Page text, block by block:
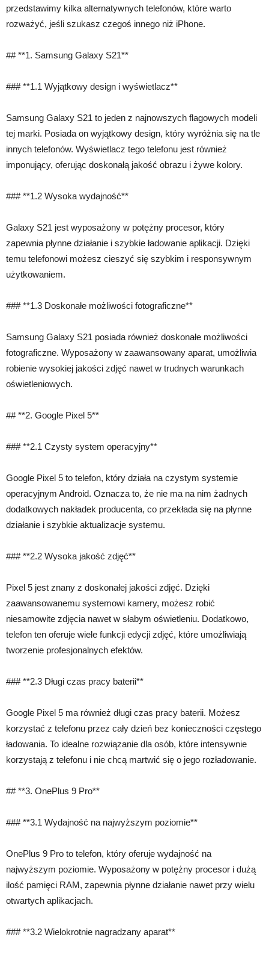
przedstawimy kilka alternatywnych telefonów, które warto
rozważyć, jeśli szukasz czegoś innego niż iPhone.
## **1. Samsung Galaxy S21**
### **1.1 Wyjątkowy design i wyświetlacz**
Samsung Galaxy S21 to jeden z najnowszych flagowych modeli
tej marki. Posiada on wyjątkowy design, który wyróżnia się na tle
innych telefonów. Wyświetlacz tego telefonu jest również
imponujący, oferując doskonałą jakość obrazu i żywe kolory.
### **1.2 Wysoka wydajność**
Galaxy S21 jest wyposażony w potężny procesor, który
zapewnia płynne działanie i szybkie ładowanie aplikacji. Dzięki
temu telefonowi możesz cieszyć się szybkim i responsywnym
użytkowaniem.
### **1.3 Doskonałe możliwości fotograficzne**
Samsung Galaxy S21 posiada również doskonałe możliwości
fotograficzne. Wyposażony w zaawansowany aparat, umożliwia
robienie wysokiej jakości zdjęć nawet w trudnych warunkach
oświetleniowych.
## **2. Google Pixel 5**
### **2.1 Czysty system operacyjny**
Google Pixel 5 to telefon, który działa na czystym systemie
operacyjnym Android. Oznacza to, że nie ma na nim żadnych
dodatkowych nakładek producenta, co przekłada się na płynne
działanie i szybkie aktualizacje systemu.
### **2.2 Wysoka jakość zdjęć**
Pixel 5 jest znany z doskonałej jakości zdjęć. Dzięki
zaawansowanemu systemowi kamery, możesz robić
niesamowite zdjęcia nawet w słabym oświetleniu. Dodatkowo,
telefon ten oferuje wiele funkcji edycji zdjęć, które umożliwiają
tworzenie profesjonalnych efektów.
### **2.3 Długi czas pracy baterii**
Google Pixel 5 ma również długi czas pracy baterii. Możesz
korzystać z telefonu przez cały dzień bez konieczności częstego
ładowania. To idealne rozwiązanie dla osób, które intensywnie
korzystają z telefonu i nie chcą martwić się o jego rozładowanie.
## **3. OnePlus 9 Pro**
### **3.1 Wydajność na najwyższym poziomie**
OnePlus 9 Pro to telefon, który oferuje wydajność na
najwyższym poziomie. Wyposażony w potężny procesor i dużą
ilość pamięci RAM, zapewnia płynne działanie nawet przy wielu
otwartych aplikacjach.
### **3.2 Wielokrotnie nagradzany aparat**